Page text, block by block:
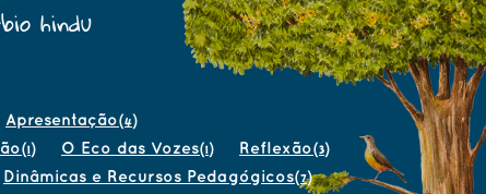
hindu
Apresentação(4)
(1) O Eco das Vozes(1) Reflexão(3)
Dinâmicas e Recursos Pedagógicos(7)